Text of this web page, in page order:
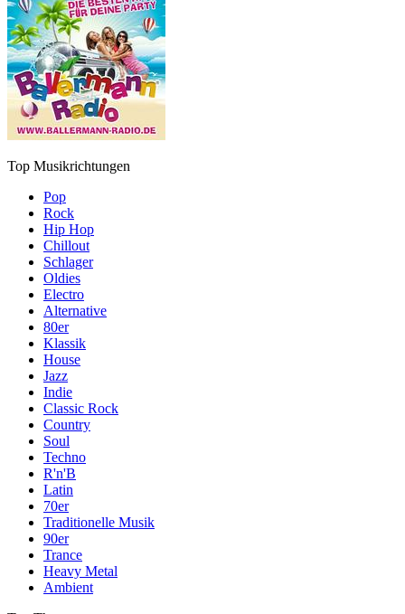
Top Musikrichtungen
Pop
Rock
Hip Hop
Chillout
Schlager
Oldies
Electro
Alternative
80er
Klassik
House
Jazz
Indie
Classic Rock
Country
Soul
Techno
R'n'B
Latin
70er
Traditionelle Musik
90er
Trance
Heavy Metal
Ambient